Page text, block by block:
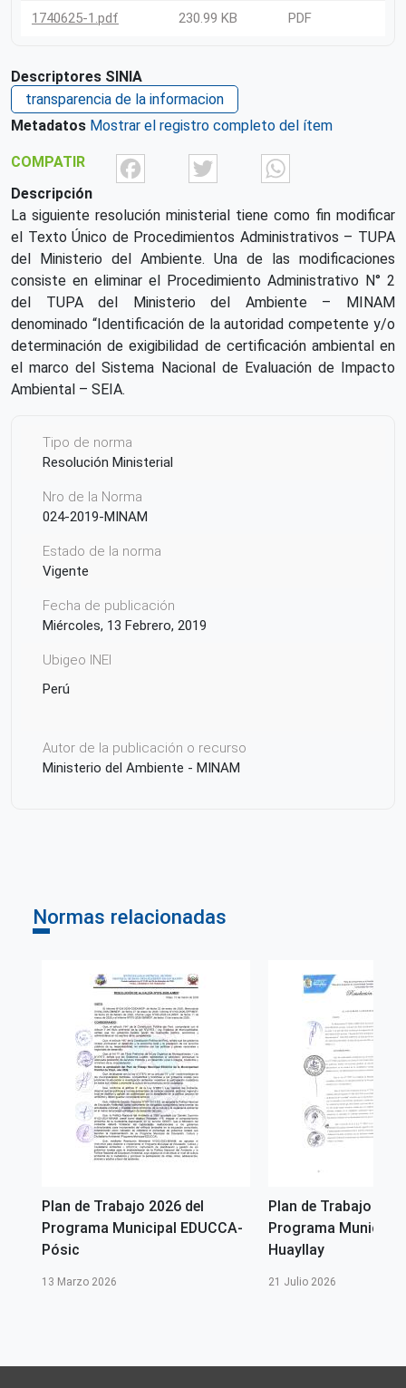
1740625-1.pdf
230.99 KB PDF
Descriptores SINIA
transparencia de la informacion
Metadatos Mostrar el registro completo del ítem
COMPATIR FacebookTwitter
Descripción
La siguiente resolución ministerial tiene como fin modificar
el Texto Único de Procedimientos Administrativos – TUPA
del Ministerio del Ambiente. Una de las modificaciones
consiste en eliminar el Procedimiento Administrativo N° 2
del TUPA del Ministerio del Ambiente – MINAM
denominado “Identificación de la autoridad competente y/o
determinación de exigibilidad de certificación ambiental en
el marco del Sistema Nacional de Evaluación de Impacto
Ambiental – SEIA.
Tipo de norma
Resolución Ministerial
Nro de la Norma
024-2019-MINAM
Estado de la norma
Vigente
Fecha de publicación
Miércoles, 13 Febrero, 2019
Ubigeo INEI
Perú
Autor de la publicación o recurso
Ministerio del Ambiente - MINAM
Normas relacionadas
Plan de Trabajo 2026 del
Programa Municipal EDUCCA-
Pósic
13 Marzo 2026
Plan de Trabajo
Programa Municipal
Huayllay
21 Julio 2026